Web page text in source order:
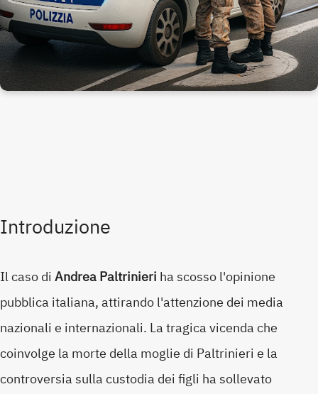
Introduzione
Il caso di Andrea Paltrinieri ha scosso l'opinione
pubblica italiana, attirando l'attenzione dei media
nazionali e internazionali. La tragica vicenda che
coinvolge la morte della moglie di Paltrinieri e la
controversia sulla custodia dei figli ha sollevato